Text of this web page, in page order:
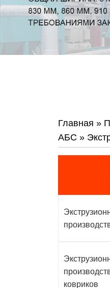
Главная »
АБС »
ковриков